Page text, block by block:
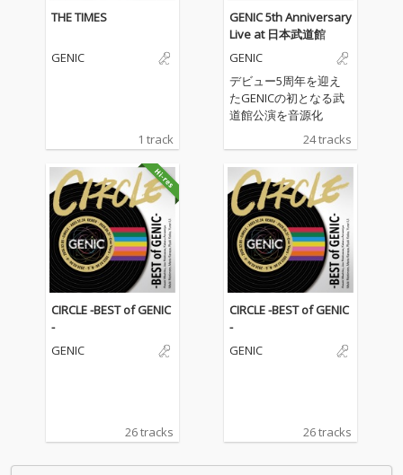
THE TIMES
GENIC
1 track
GENIC 5th Anniversary
Live at 日本武道館
GENIC
デビュー5周年を迎え
たGENICの初となる武
道館公演を音源化
24 tracks
CIRCLE -BEST of GENIC
-
GENIC
26 tracks
CIRCLE -BEST of GENIC
-
GENIC
26 tracks